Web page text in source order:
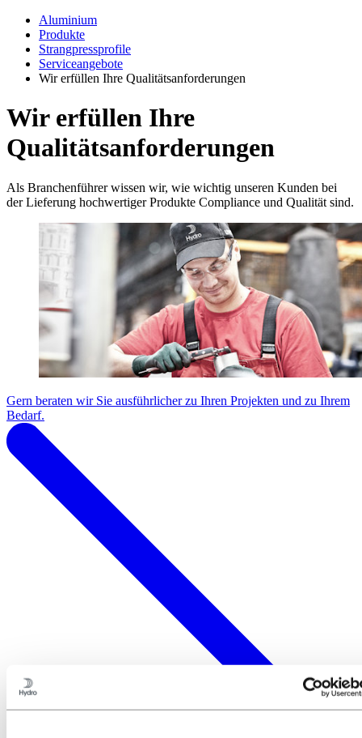
Aluminium
Produkte
Strangpressprofile
Serviceangebote
Wir erfüllen Ihre Qualitätsanforderungen
Wir erfüllen Ihre
Qualitätsanforderungen
Als Branchenführer wissen wir, wie wichtig unseren Kunden bei
der Lieferung hochwertiger Produkte Compliance und Qualität sind.
Gern beraten wir Sie ausführlicher zu Ihren Projekten und zu Ihrem
Bedarf.